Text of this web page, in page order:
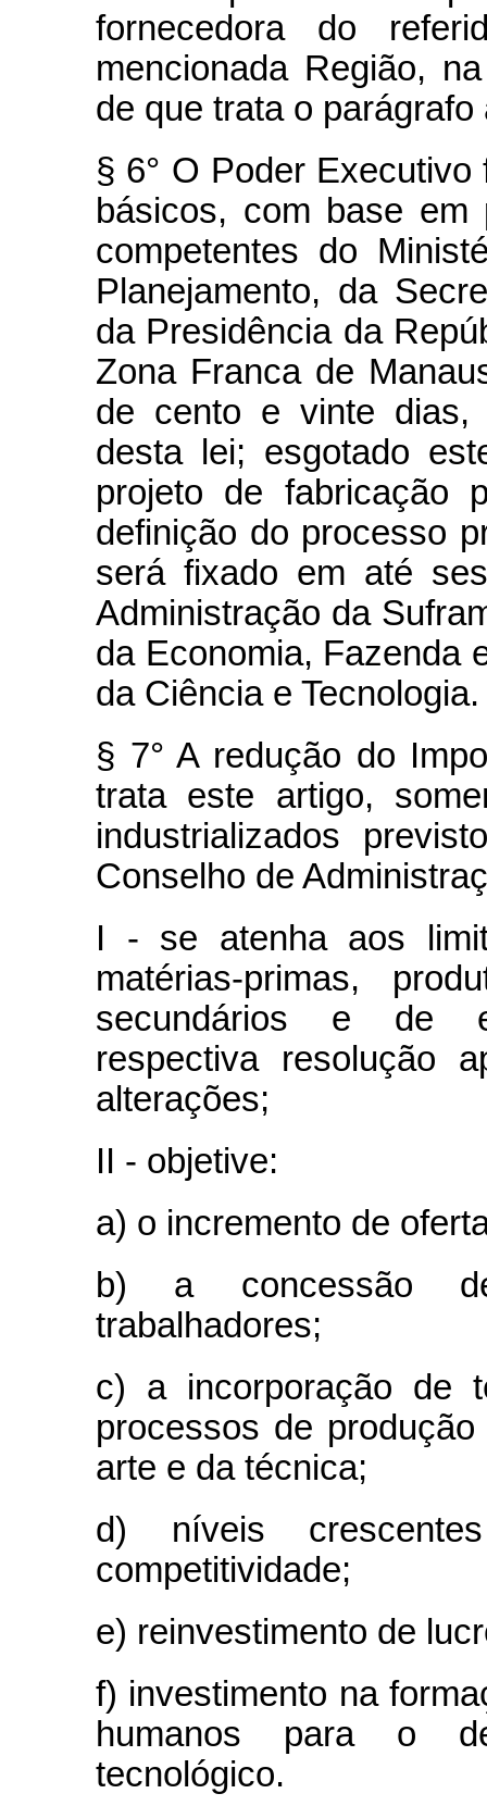
fornecedora do
mencionada Região,
de que trata o parágrafo
§ 6° O Poder
básicos, com base em
competentes do
Planejamento, da
da Presidência da
Zona Franca de
de cento e vinte dias,
desta lei; esgotado
projeto de fabricação
definição do processo
será fixado em até
Administração da
da Economia, Fazenda
da Ciência e Tecnologia.
§ 7° A redução do
trata este artigo,
industrializados
Conselho de
I - se atenha aos
matérias-primas,
secundários e de
respectiva resolução
alterações;
II - objetive:
a) o incremento de
b) a concessão
trabalhadores;
c) a incorporação de
processos de
arte e da técnica;
d) níveis
competitividade;
e) reinvestimento de
f) investimento na
humanos para o
tecnológico.